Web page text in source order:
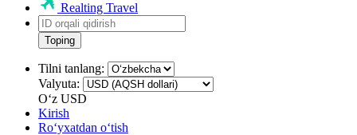
Realting Travel
Toping
Tilni tanlang:
Valyuta:
Oʻz USD
Kirish
Roʻyxatdan oʻtish